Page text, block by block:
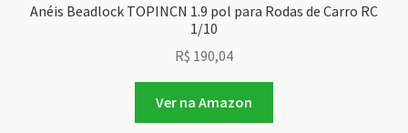
Anéis Beadlock TOPINCN 1.9 pol para Rodas de Carro RC
1/10
R$ 190,04
Ver na Amazon